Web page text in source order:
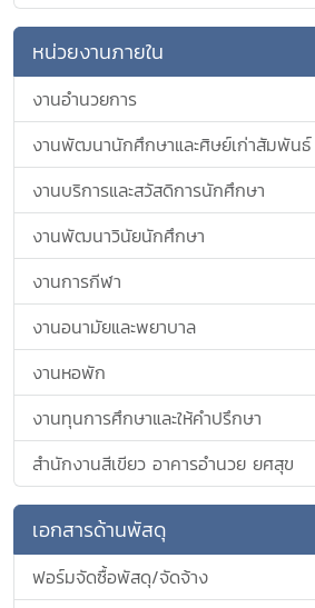
หน่วยงานภายใน
งานอำนวยการ
งานพัฒนานักศึกษาและศิษย์เก่าสัมพันธ์
งานบริการและสวัสดิการนักศึกษา
งานพัฒนาวินัยนักศึกษา
งานการกีฬา
งานอนามัยและพยาบาล
งานหอพัก
งานทุนการศึกษาและให้คำปรึกษา
สำนักงานสีเขียว อาคารอำนวย ยศสุข
เอกสารด้านพัสดุ
ฟอร์มจัดซื้อพัสดุ/จัดจ้าง